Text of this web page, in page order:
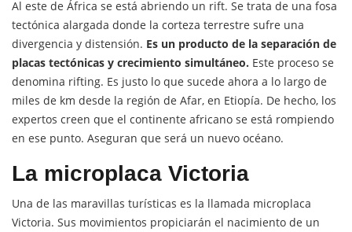
Al este de África se está abriendo un rift. Se trata de una fosa
tectónica alargada donde la corteza terrestre sufre una
divergencia y distensión. Es un producto de la separación de
placas tectónicas y crecimiento simultáneo. Este proceso se
denomina rifting. Es justo lo que sucede ahora a lo largo de
miles de km desde la región de Afar, en Etiopía. De hecho, los
expertos creen que el continente africano se está rompiendo
en ese punto. Aseguran que será un nuevo océano.
La microplaca Victoria
Una de las maravillas turísticas es la llamada microplaca
Victoria. Sus movimientos propiciarán el nacimiento de un